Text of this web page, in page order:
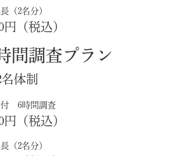
（2名分）
円（税込）
間調査プラン
体制
付 6時間調査
円（税込）
（2名分）